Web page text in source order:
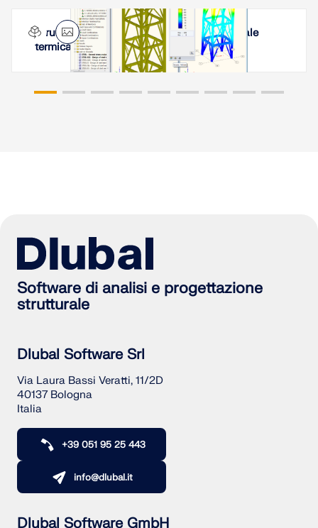
Struttura di supporto e copertura per centrale
termica in India
Software di analisi e progettazione
strutturale
Dlubal Software Srl
Via Laura Bassi Veratti, 11/2D
40137 Bologna
Italia
+39 051 95 25 443
info@dlubal.it
Dlubal Software GmbH